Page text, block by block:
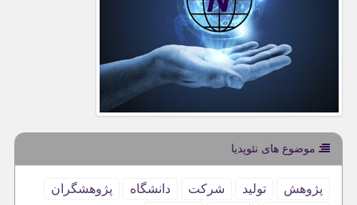
موضوع های نئوپدیا
پژوهش تولید شركت دانشگاه
پژوهشگران